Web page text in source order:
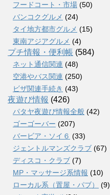
フードコート・市場 (50)
バンコクグルメ (24)
タイ地方都市グルメ (15)
東南アジアグルメ (4)
プチ情報・便利帳 (584)
ネット通信関連 (48)
空港やバス関連 (250)
ビザ関連手続き (43)
夜遊び情報 (426)
パタヤ夜遊び情報全般 (42)
ゴーゴーバー (207)
バービア・ソイ６ (33)
ジェントルマンズクラブ (67)
ディスコ・クラブ (7)
MP・マッサージ系情報 (10)
ローカル系（置屋・パブ）
(9)